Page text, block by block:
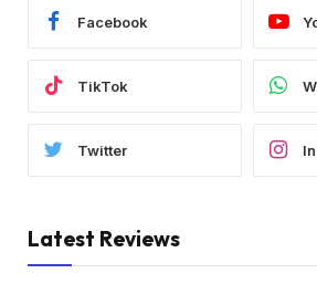
Facebook
TikTok
Twitter
Latest Reviews